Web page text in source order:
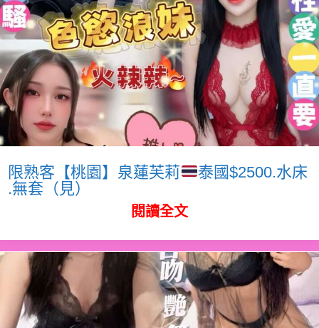
限熟客【桃園】泉蓮芙莉
泰國$2500.水床
.無套（見）
閱讀全文